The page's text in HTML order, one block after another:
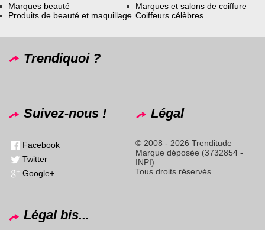
Marques beauté
Produits de beauté et maquillage
Marques et salons de coiffure
Coiffeurs célèbres
Trendiquoi ?
Suivez-nous !
Facebook
Twitter
Google+
Légal
© 2008 - 2026 Trenditude
Marque déposée (3732854 -
INPI)
Tous droits réservés
Légal bis...